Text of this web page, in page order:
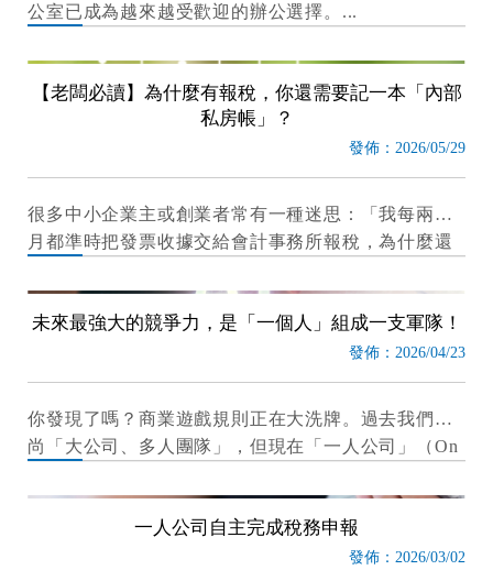
公室已成為越來越受歡迎的辦公選擇。
【老闆必讀】為什麼有報稅，你還需要記一本「內部
私房帳」？
發佈：2026/05/29
很多中小企業主或創業者常有一種迷思：「我每兩個
月都準時把發票收據交給會計事務所報稅，為什麼還
未來最強大的競爭力，是「一個人」組成一支軍隊！
發佈：2026/04/23
你發現了嗎？商業遊戲規則正在大洗牌。過去我們崇
尚「大公司、多人團隊」，但現在「一人公司」（On
式。
一人公司自主完成稅務申報
發佈：2026/03/02